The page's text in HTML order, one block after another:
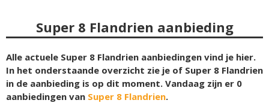
Super 8 Flandrien aanbieding
Alle actuele Super 8 Flandrien aanbiedingen vind je hier.
In het onderstaande overzicht zie je of Super 8 Flandrien
in de aanbieding is op dit moment. Vandaag zijn er 0
aanbiedingen van Super 8 Flandrien.